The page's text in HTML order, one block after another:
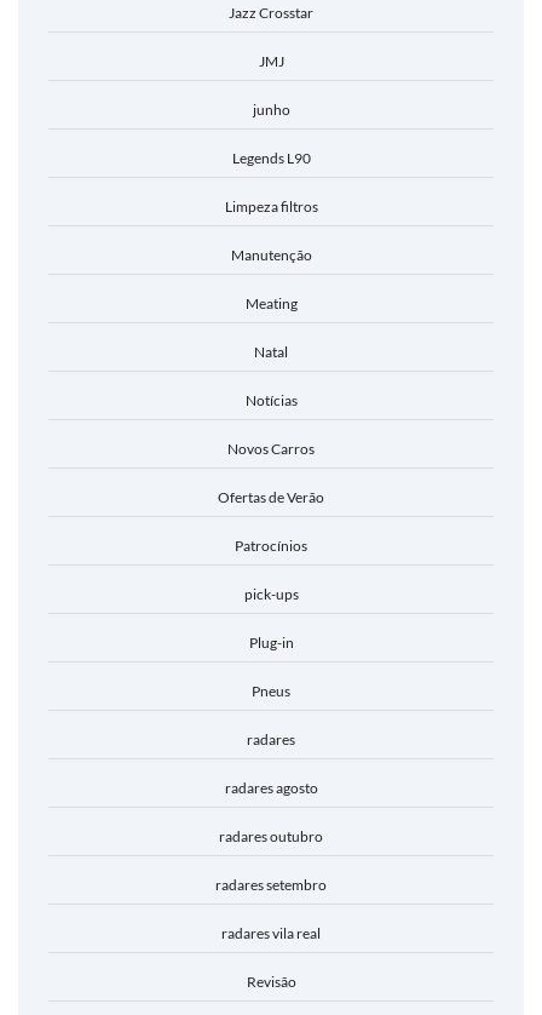
Jazz Crosstar
JMJ
junho
Legends L90
Limpeza filtros
Manutenção
Meating
Natal
Notícias
Novos Carros
Ofertas de Verão
Patrocínios
pick-ups
Plug-in
Pneus
radares
radares agosto
radares outubro
radares setembro
radares vila real
Revisão